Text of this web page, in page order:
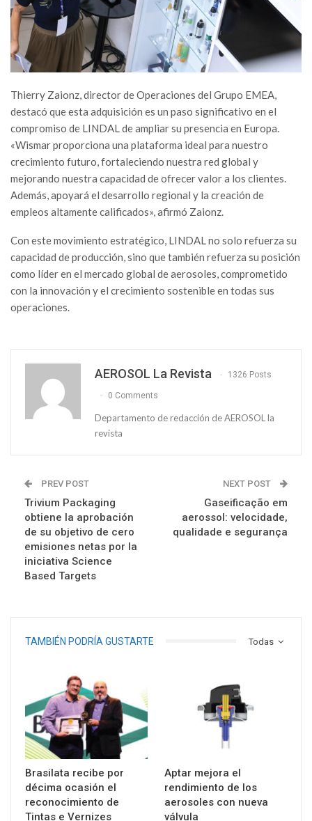
Thierry Zaionz, director de Operaciones del Grupo EMEA,
destacó que esta adquisición es un paso significativo en el
compromiso de LINDAL de ampliar su presencia en Europa.
«Wismar proporciona una plataforma ideal para nuestro
crecimiento futuro, fortaleciendo nuestra red global y
mejorando nuestra capacidad de ofrecer valor a los clientes.
Además, apoyará el desarrollo regional y la creación de
empleos altamente calificados», afirmó Zaionz.
Con este movimiento estratégico, LINDAL no solo refuerza su
capacidad de producción, sino que también refuerza su posición
como líder en el mercado global de aerosoles, comprometido
con la innovación y el crecimiento sostenible en todas sus
operaciones.
AEROSOL La Revista 1326 Posts
0 Comments
Departamento de redacción de AEROSOL la
revista
PREV POST
Trivium Packaging
obtiene la aprobación
de su objetivo de cero
emisiones netas por la
iniciativa Science
Based Targets
NEXT POST
Gaseificação em
aerossol: velocidade,
qualidade e segurança
Todas
TAMBIÉN PODRÍA GUSTARTE
Brasilata recibe por
décima ocasión el
reconocimiento de
Tintas e Vernizes
Aptar mejora el
rendimiento de los
aerosoles con nueva
válvula